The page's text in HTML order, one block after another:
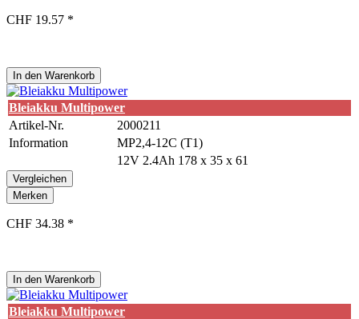
CHF 19.57 *
In den Warenkorb
Bleiakku Multipower
Artikel-Nr.
2000211
Information
MP2,4-12C (T1)
12V 2.4Ah 178 x 35 x 61
Vergleichen
Merken
CHF 34.38 *
In den Warenkorb
Bleiakku Multipower